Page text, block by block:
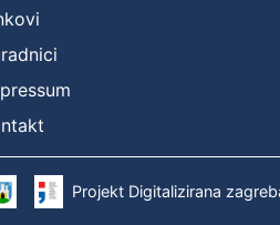
Projekt Digitalizirana